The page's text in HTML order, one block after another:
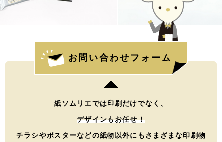
お問い合わせフォーム
紙ソムリエでは印刷だけでなく、
デザインもお任せ！
チラシやポスターなどの紙物以外にもさまざまな印刷物